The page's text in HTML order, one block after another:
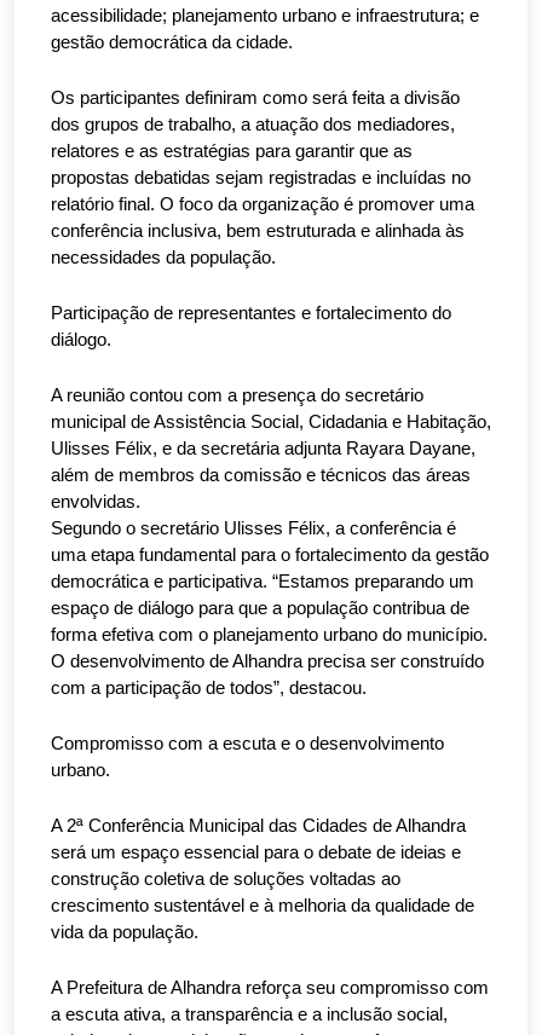
acessibilidade; planejamento urbano e infraestrutura; e
gestão democrática da cidade.
Os participantes definiram como será feita a divisão
dos grupos de trabalho, a atuação dos mediadores,
relatores e as estratégias para garantir que as
propostas debatidas sejam registradas e incluídas no
relatório final. O foco da organização é promover uma
conferência inclusiva, bem estruturada e alinhada às
necessidades da população.
Participação de representantes e fortalecimento do
diálogo.
A reunião contou com a presença do secretário
municipal de Assistência Social, Cidadania e Habitação,
Ulisses Félix, e da secretária adjunta Rayara Dayane,
além de membros da comissão e técnicos das áreas
envolvidas.
Segundo o secretário Ulisses Félix, a conferência é
uma etapa fundamental para o fortalecimento da gestão
democrática e participativa. “Estamos preparando um
espaço de diálogo para que a população contribua de
forma efetiva com o planejamento urbano do município.
O desenvolvimento de Alhandra precisa ser construído
com a participação de todos”, destacou.
Compromisso com a escuta e o desenvolvimento
urbano.
A 2ª Conferência Municipal das Cidades de Alhandra
será um espaço essencial para o debate de ideias e
construção coletiva de soluções voltadas ao
crescimento sustentável e à melhoria da qualidade de
vida da população.
A Prefeitura de Alhandra reforça seu compromisso com
a escuta ativa, a transparência e a inclusão social,